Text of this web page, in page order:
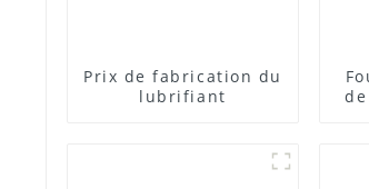
Prix ​​de fabrication du
lubrifiant